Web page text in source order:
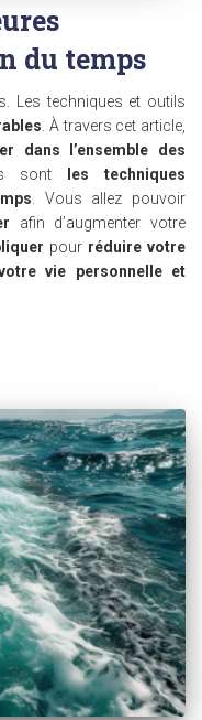
du temps
Les techniques et outils
. À travers cet article,
dans l’ensemble des
sont
les techniques
. Vous allez pouvoir
afin d’augmenter votre
pour réduire votre
vie personnelle et